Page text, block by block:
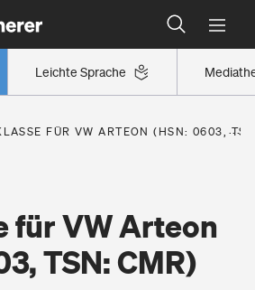
Leichte Sprache
Versicherer finden
Ihre Region eingestuft
Versicherer finden
FÜR VW ARTEON (HSN: 0603,
für VW Arteon
TSN: CMR)